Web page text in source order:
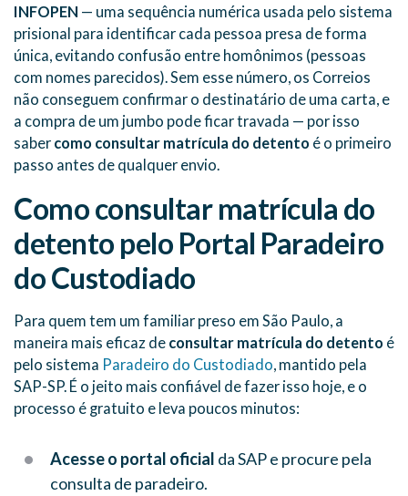
INFOPEN — uma sequência numérica usada pelo sistema
prisional para identificar cada pessoa presa de forma
única, evitando confusão entre homônimos (pessoas
com nomes parecidos). Sem esse número, os Correios
não conseguem confirmar o destinatário de uma carta, e
a compra de um jumbo pode ficar travada — por isso
saber como consultar matrícula do detento é o primeiro
passo antes de qualquer envio.
Como consultar matrícula do
detento pelo Portal Paradeiro
do Custodiado
Para quem tem um familiar preso em São Paulo, a
maneira mais eficaz de consultar matrícula do detento é
pelo sistema Paradeiro do Custodiado, mantido pela
SAP-SP. É o jeito mais confiável de fazer isso hoje, e o
processo é gratuito e leva poucos minutos:
Acesse o portal oficial da SAP e procure pela
consulta de paradeiro.